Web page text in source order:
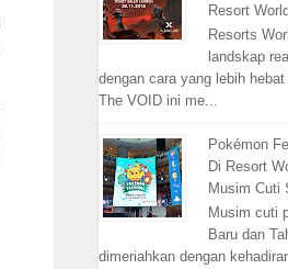
Resort
Resorts
landskap
dengan cara yang lebih
The VOID ini me...
Pokémon
Di Resort
Musim Cuti
Musim cuti
Baru dan
dimeriahkan dengan